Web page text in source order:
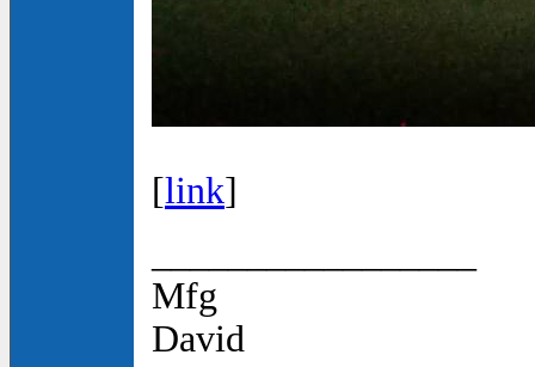
[link]
Mfg
David